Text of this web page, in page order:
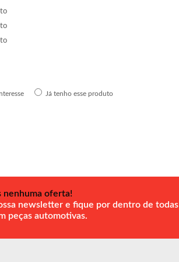
Já tenho esse produto
nenhuma oferta!
newsletter e fique por dentro de todas
peças automotivas.